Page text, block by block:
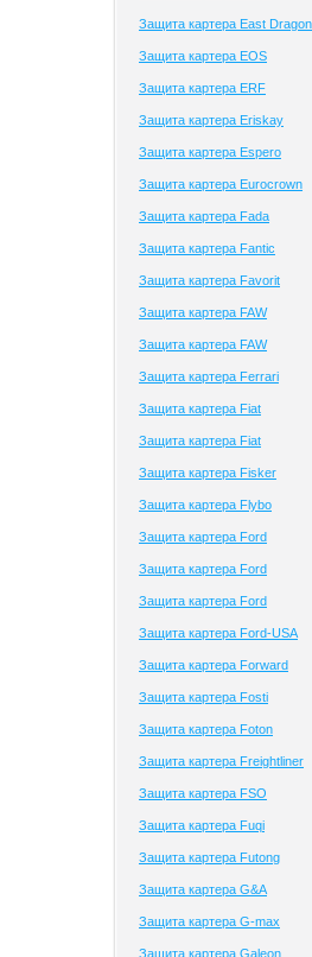
Защита картера East Dragon
Защита картера EOS
Защита картера ERF
Защита картера Eriskay
Защита картера Espero
Защита картера Eurocrown
Защита картера Fada
Защита картера Fantic
Защита картера Favorit
Защита картера FAW
Защита картера FAW
Защита картера Ferrari
Защита картера Fiat
Защита картера Fiat
Защита картера Fisker
Защита картера Flybo
Защита картера Ford
Защита картера Ford
Защита картера Ford
Защита картера Ford-USA
Защита картера Forward
Защита картера Fosti
Защита картера Foton
Защита картера Freightliner
Защита картера FSO
Защита картера Fuqi
Защита картера Futong
Защита картера G&A
Защита картера G-max
Защита картера Galeon